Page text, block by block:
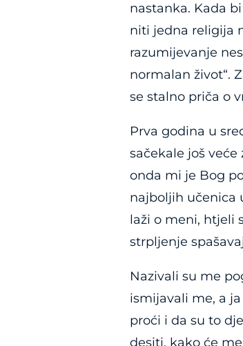
nastanka. Kada
niti jedna religija
razumijevanje
normalan život“.
se stalno priča o
Prva godina u
sačekale još
onda mi je Bog
najboljih učenica
laži o meni, htjeli
strpljenje
Nazivali su me
ismijavali me, a
proći i da su to
desiti, kako će